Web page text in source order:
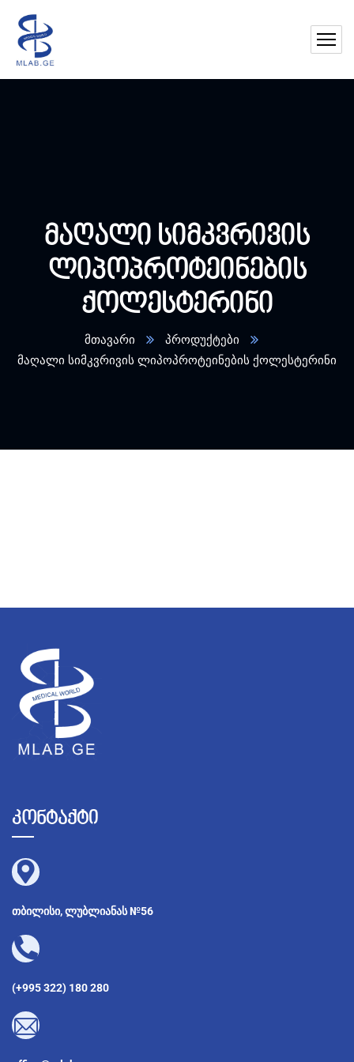
მაღალი სიმკვრივის
ლიპოპროტეინების
ქოლესტერინი
მთავარი
პროდუქტები
მაღალი სიმკვრივის ლიპოპროტეინების ქოლესტერინი
კონტაქტი
თბილისი, ლუბლიანას №56
(+995 322) 180 280